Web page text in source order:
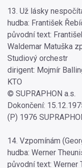
13. Už lásky
hudba: František
původní text:
Waldemar Matuška
Studiový orchestr
dirigent: Mojmír
KTO
© SUPRAPHON a.s.
Dokončení:
(P) 1976
14. Vzpomínám
hudba: Werner
původní text: Werner